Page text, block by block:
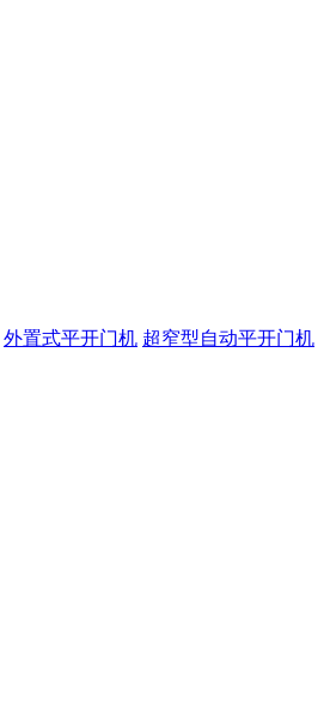
外置式平开门机 超窄型自动平开门机